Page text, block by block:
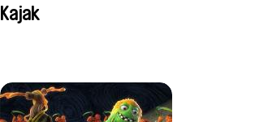
Auguste Lefort, Antoine
Rossi
Kajak